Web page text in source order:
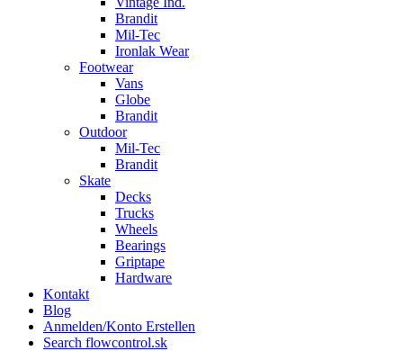
Brandit
Mil-Tec
Ironlak Wear
Footwear
Vans
Globe
Brandit
Outdoor
Mil-Tec
Brandit
Skate
Decks
Trucks
Wheels
Bearings
Griptape
Hardware
Kontakt
Blog
Anmelden/Konto Erstellen
Search flowcontrol.sk